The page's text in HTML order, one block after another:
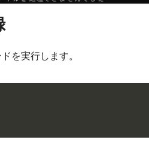
を実行します。